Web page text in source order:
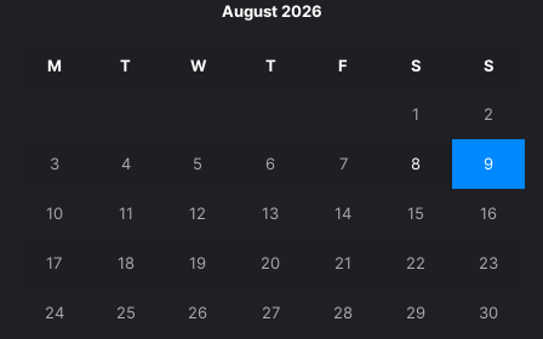
August 2026
M T W T F S S
1 2
3 4 5 6 7 8 9
10 11 12 13 14 15 16
17 18 19 20 21 22 23
24 25 26 27 28 29 30